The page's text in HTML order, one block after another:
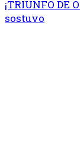
¡TRIUNFO DE
sostuvo